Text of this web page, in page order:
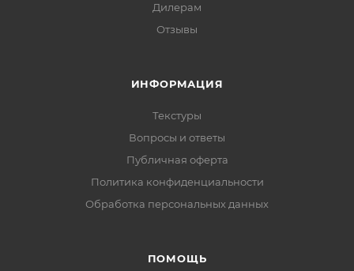
Дилерам
Отзывы
ИНФОРМАЦИЯ
Текстуры
Вопросы и ответы
Публичная оферта
Политика конфиденциальности
Обработка персональных данных
ПОМОЩЬ